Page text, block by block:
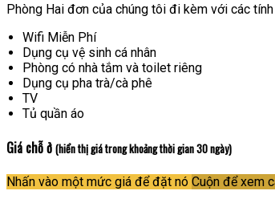
Phòng Hai đơn của chúng tôi đi kèm với các
Wifi Miễn Phí
Dụng cụ vệ sinh cá nhân
Phòng có nhà tắm và toilet riêng
Dụng cụ pha trà/cà phê
TV
Tủ quần áo
Giá chỗ ở (hiển thị giá trong khoảng thời gian 30 ngày)
Nhấn vào một mức giá để đặt nó Cuộn để xem